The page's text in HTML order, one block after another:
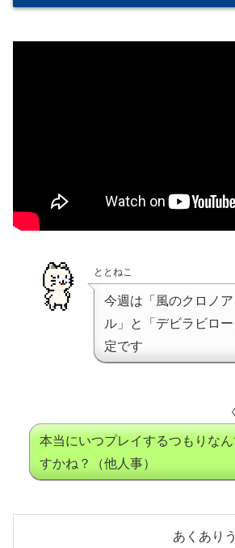
ととねこ
今週は「風のクロノ
ル」と「デビラビロ
定です
本当にいつプレイするつもりな
すかね？（他人事）
あくあり